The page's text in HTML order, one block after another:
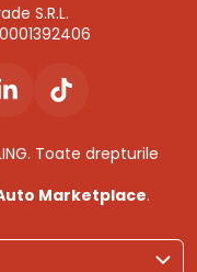
S.R.L.
Toate drepturile
Marketplace.